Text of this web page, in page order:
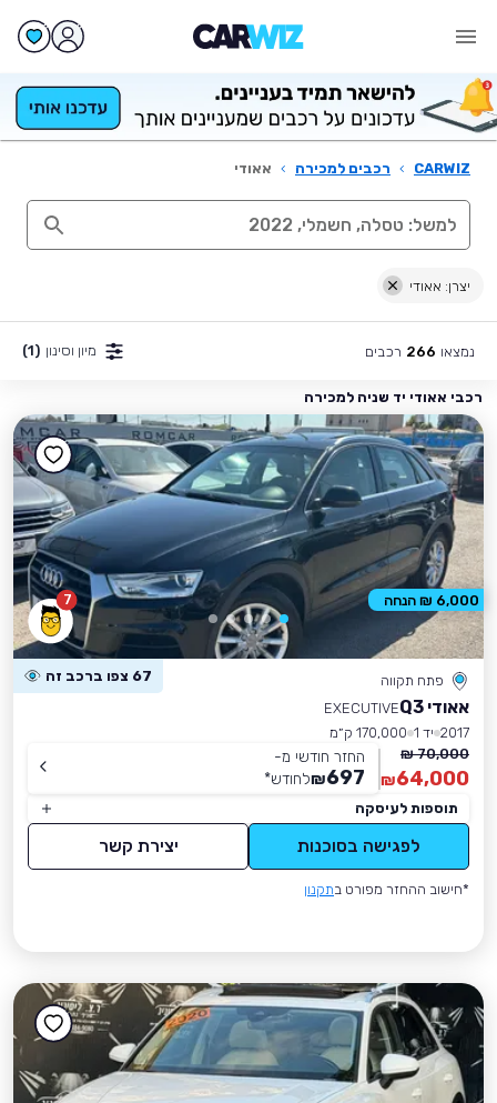
CARWIZ
› רכבים למכירה › אאודי
יצרן: אאודי
נמצאו 266 רכבים מיון וסינון (1)
רכבי אאודי יד שניה למכירה
7
פתח תקווה 67 צפו ברכב זה
אאודי Q3
EXECUTIVE
2017 יד 1
170,000 ק״מ
70,000 ₪
64,000
₪
החזר חודשי מ-
697
₪לחודש*
תוספות לעיסקה
לפגישה בסוכנות יצירת קשר
*חישוב ההחזר מפורט בתקנון
6,000 ₪ הנחה